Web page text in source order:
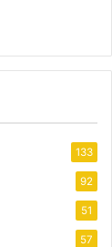
133
92
51
57